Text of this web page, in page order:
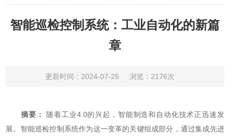
智能巡检控制系统：工业自动化的新篇
章
更新时间：2024-07-25 浏览：2176次
摘要：
随着工业4.0的兴起，智能制造和自动化技术正迅速发
展。智能巡检控制系统作为这一变革的关键组成部分，通过集成先进